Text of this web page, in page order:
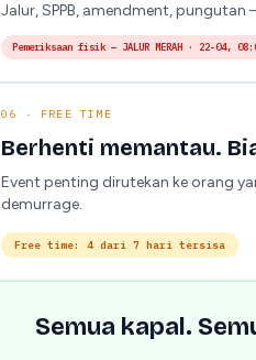
Jalur, SPPB, amendment,
Pemeriksaan fisik — JALUR MERAH · 22-04,
06 · FREE TIME
Berhenti memantau.
Event penting dirutekan ke orang
demurrage.
Free time: 4 dari 7 hari tersisa
Semua kapal.